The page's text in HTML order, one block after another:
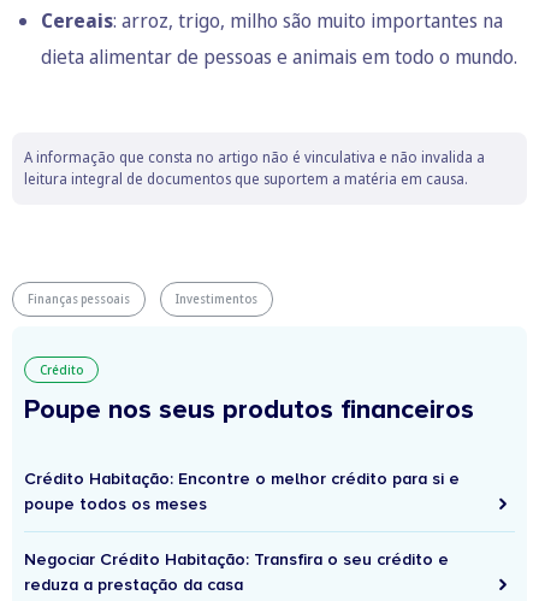
Cereais: arroz, trigo, milho são muito importantes na
dieta alimentar de pessoas e animais em todo o mundo.
A informação que consta no artigo não é vinculativa e não invalida a
leitura integral de documentos que suportem a matéria em causa.
Finanças pessoais Investimentos
Crédito
Poupe nos seus produtos financeiros
Crédito Habitação: Encontre o melhor crédito para si e
poupe todos os meses
Negociar Crédito Habitação: Transfira o seu crédito e
reduza a prestação da casa